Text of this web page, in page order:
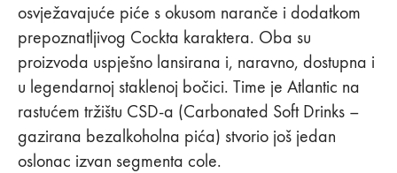
osvježavajuće piće s okusom naranče i dodatkom
prepoznatljivog Cockta karaktera. Oba su
proizvoda uspješno lansirana i, naravno, dostupna i
u legendarnoj staklenoj bočici. Time je Atlantic na
rastućem tržištu CSD-a (Carbonated Soft Drinks –
gazirana bezalkoholna pića) stvorio još jedan
oslonac izvan segmenta cole.